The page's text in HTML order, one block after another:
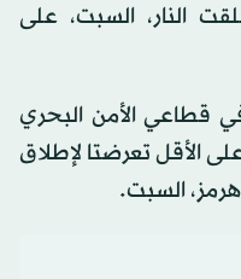
النار، السبت، على
عن 3 مصادر في قطاعي الأمن البحري
الأقل تعرضتا لإطلاق
السبت.